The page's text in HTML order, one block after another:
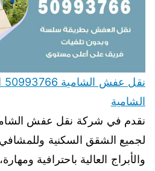
الشامية
نقدم في شركة نقل عفش
لجميع الشقق السكنية
والأبراج العالية باحترافية